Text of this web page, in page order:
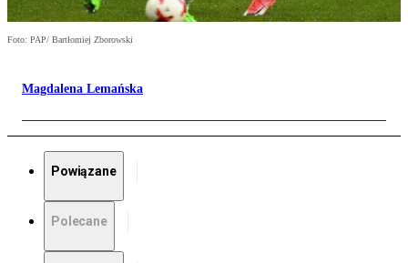
Foto: PAP/ Bartłomiej Zborowski
Magdalena Lemańska
Powiązane
Polecane